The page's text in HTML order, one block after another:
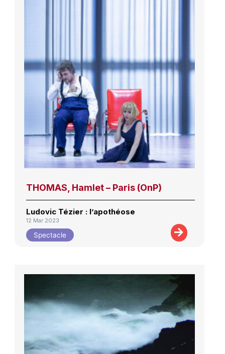
THOMAS, Hamlet – Paris (OnP)
Ludovic Tézier : l’apothéose
12 Mar 2023
Spectacle